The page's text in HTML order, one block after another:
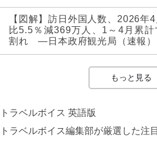
【図解】訪日外国人数、2026年
比5.5％減369万人、1～4月累計
割れ ―日本政府観光局（速報）
もっと見る
トラベルボイス 英語版
トラベルボイス編集部が厳選した注